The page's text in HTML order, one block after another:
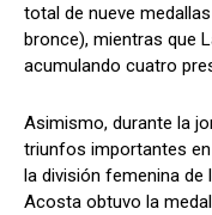
total de nueve
bronce), mientras que
acumulando cuatro
Asimismo, durante la
triunfos importantes
la división femenina de
Acosta obtuvo la